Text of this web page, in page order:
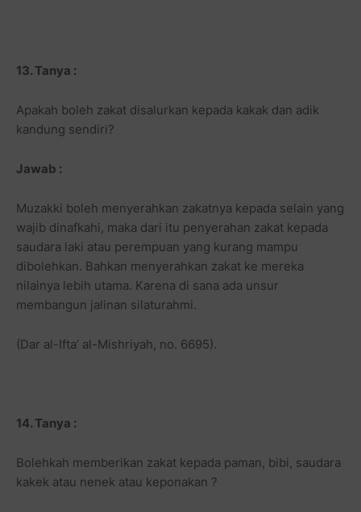
13. Tanya :
Apakah boleh zakat disalurkan kepada kakak dan adik
kandung sendiri?
Jawab :
Muzakki boleh menyerahkan zakatnya kepada selain yang
wajib dinafkahi, maka dari itu penyerahan zakat kepada
saudara laki atau perempuan yang kurang mampu
dibolehkan. Bahkan menyerahkan zakat ke mereka
nilainya lebih utama. Karena di sana ada unsur
membangun jalinan silaturahmi.
(Dar al-Ifta’ al-Mishriyah, no. 6695).
14. Tanya :
Bolehkah memberikan zakat kepada paman, bibi, saudara
kakek atau nenek atau keponakan ?